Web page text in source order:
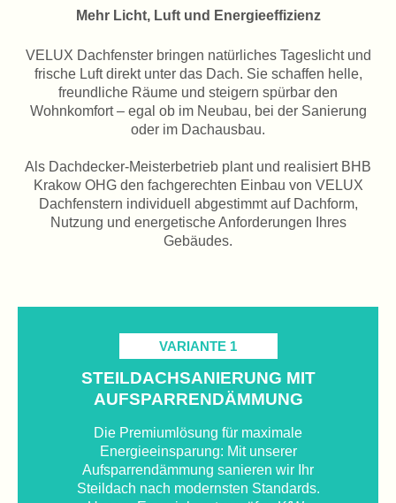
Mehr Licht, Luft und Energieeffizienz
VELUX Dachfenster bringen natürliches Tageslicht und
frische Luft direkt unter das Dach. Sie schaffen helle,
freundliche Räume und steigern spürbar den
Wohnkomfort – egal ob im Neubau, bei der Sanierung
oder im Dachausbau.
Als Dachdecker-Meisterbetrieb plant und realisiert BHB
Krakow OHG den fachgerechten Einbau von VELUX
Dachfenstern individuell abgestimmt auf Dachform,
Nutzung und energetische Anforderungen Ihres
Gebäudes.
VARIANTE 1
STEILDACHSANIERUNG MIT
AUFSPARRENDÄMMUNG
Die Premiumlösung für maximale
Energieeinsparung: Mit unserer
Aufsparrendämmung sanieren wir Ihr
Steildach nach modernsten Standards.